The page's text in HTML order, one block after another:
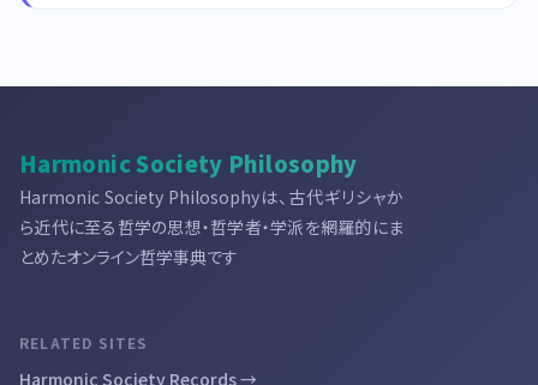
Harmonic Society Philosophy
Harmonic Society Philosophyは、古代ギリシャか
ら近代に至る哲学の思想・哲学者・学派を網羅的にま
とめたオンライン哲学事典です
RELATED SITES
Harmonic Society Records →